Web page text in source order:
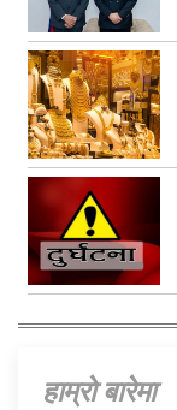
हाम्राे बारेमा